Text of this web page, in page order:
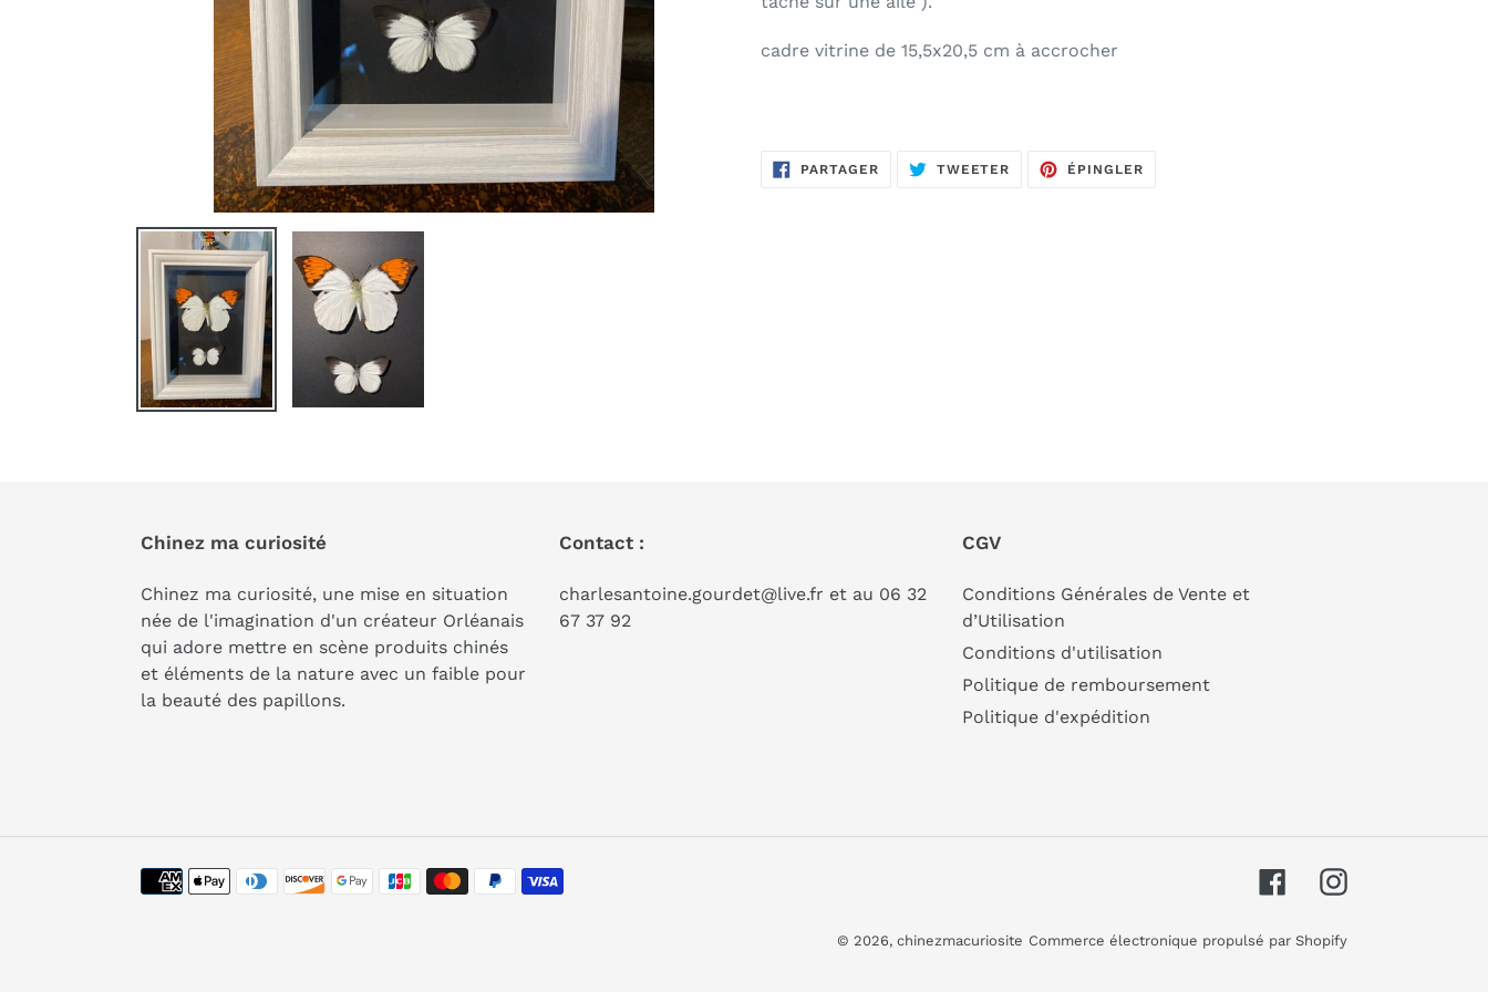
votre
cadre vitrine de 15,5x20,5 cm à accrocher
PARTAGERPARTAGERTWEETER TWEETERÉPINGLER
Chinez ma curiosité
Chinez ma curiosité, une mise en situation
née de l'imagination d'un créateur Orléanais
qui adore mettre en scène produits chinés
et éléments de la nature avec un faible pour
la beauté des papillons.
Contact :
charlesantoine.gourdet@live.fr et au 06 32
67 37 92
CGV
Conditions Générales de Vente et
d’Utilisation
Conditions d'utilisation
Politique de remboursement
Politique d'expédition
Moyens
FacebookInstagram
© 2026, chinezmacuriosite Commerce électronique propulsé par Shopify